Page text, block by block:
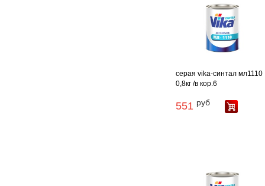
серая vika-синтал мл1110
0,8кг /в кор.6
551 руб